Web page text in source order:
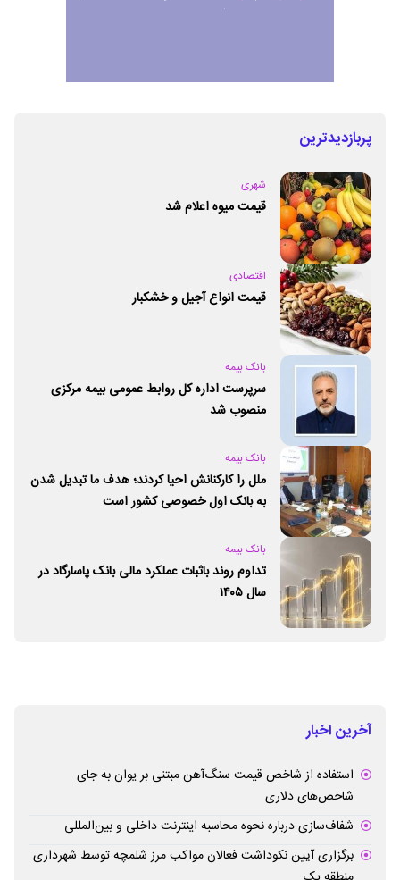
پربازدیدترین
شهری
قیمت میوه اعلام شد
اقتصادی
قیمت انواع آجیل و خشکبار
بانک بیمه
سرپرست اداره کل روابط عمومی بیمه مرکزی
منصوب شد
بانک بیمه
ملل را کارکنانش احیا کردند؛ هدف ما تبدیل شدن
به بانک اول خصوصی کشور است
بانک بیمه
تداوم روند باثبات عملکرد مالی بانک پاسارگاد در
سال ۱۴۰۵
آخرین اخبار
استفاده از شاخص قیمت سنگ‌آهن مبتنی بر یوان به جای
شاخص‌های دلاری
شفاف‌سازی درباره نحوه محاسبه اینترنت داخلی و بین‌المللی
برگزاری آیین نکوداشت فعالان مواکب مرز شلمچه توسط شهرداری